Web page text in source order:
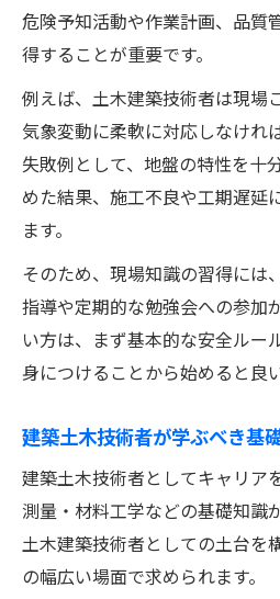
危険予知活動や作業計画、品質
得することが重要です。
例えば、土木建築技術者は現場
気象変動に柔軟に対応しなけれ
失敗例として、地盤の特性を十
めた結果、施工不良や工期遅延
ます。
そのため、現場知識の習得には
指導や定期的な勉強会への参加
い方は、まず基本的な安全ルー
身につけることから始めると良
建築土木技術者が学ぶべき基
建築土木技術者としてキャリア
測量・材料工学などの基礎知識
土木建築技術者としての土台を
の幅広い場面で求められます。